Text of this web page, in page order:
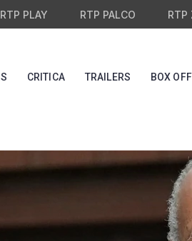
RTP PLAY RTP PALCO RTP
CRITICA TRAILERS BOX